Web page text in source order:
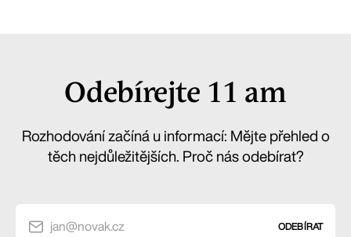
Odebírejte 11 am
Rozhodování začíná u informací: Mějte přehled o
těch nejdůležitějších. Proč nás odebírat?
jan@novak.cz ODEBÍRAT